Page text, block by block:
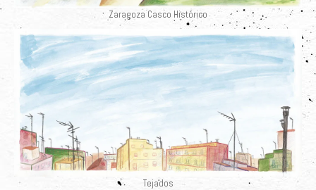
Zaragoza Casco Histórico
Tejados